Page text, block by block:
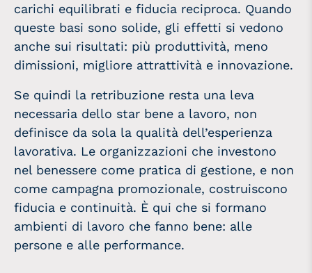
carichi equilibrati e fiducia reciproca. Quando
queste basi sono solide, gli effetti si vedono
anche sui risultati: più produttività, meno
dimissioni, migliore attrattività e innovazione.
Se quindi la retribuzione resta una leva
necessaria dello star bene a lavoro, non
definisce da sola la qualità dell’esperienza
lavorativa. Le organizzazioni che investono
nel benessere come pratica di gestione, e non
come campagna promozionale, costruiscono
fiducia e continuità. È qui che si formano
ambienti di lavoro che fanno bene: alle
persone e alle performance.